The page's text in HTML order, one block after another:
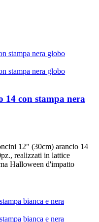
14 con stampa nera
12" (30cm) arancio 14
realizzati in lattice
Halloween d'impatto